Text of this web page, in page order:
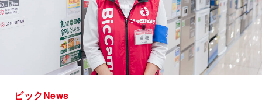
ビックNews